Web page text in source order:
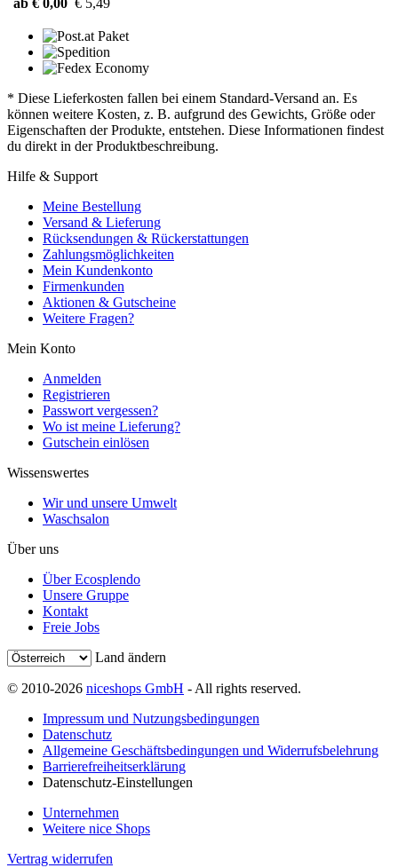
ab € 0,00 € 5,49
* Diese Lieferkosten fallen bei einem Standard-Versand an. Es
können weitere Kosten, z. B. aufgrund des Gewichts, Größe oder
Eigenschaften der Produkte, entstehen. Diese Informationen findest
du direkt in der Produktbeschreibung.
Hilfe & Support
Meine Bestellung
Versand & Lieferung
Rücksendungen & Rückerstattungen
Zahlungsmöglichkeiten
Mein Kundenkonto
Firmenkunden
Aktionen & Gutscheine
Weitere Fragen?
Mein Konto
Anmelden
Registrieren
Passwort vergessen?
Wo ist meine Lieferung?
Gutschein einlösen
Wissenswertes
Wir und unsere Umwelt
Waschsalon
Über uns
Über Ecosplendo
Unsere Gruppe
Kontakt
Freie Jobs
Land ändern
© 2010-2026 niceshops GmbH - All rights reserved.
Impressum und Nutzungsbedingungen
Datenschutz
Allgemeine Geschäftsbedingungen und Widerrufsbelehrung
Barrierefreiheitserklärung
Datenschutz-Einstellungen
Unternehmen
Weitere nice Shops
Vertrag widerrufen